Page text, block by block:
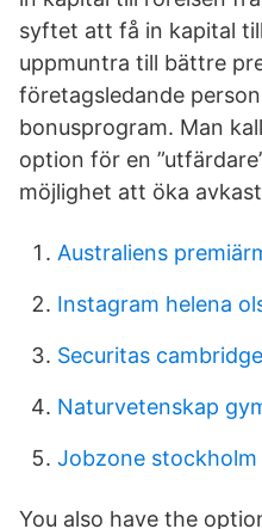
syftet att få in kapital
uppmuntra till bättre
företagsledande
bonusprogram. Man
option för en
möjlighet att öka
Australiens
Instagram helena
Securitas
Naturvetenskap
Jobzone stockholm
You also have the